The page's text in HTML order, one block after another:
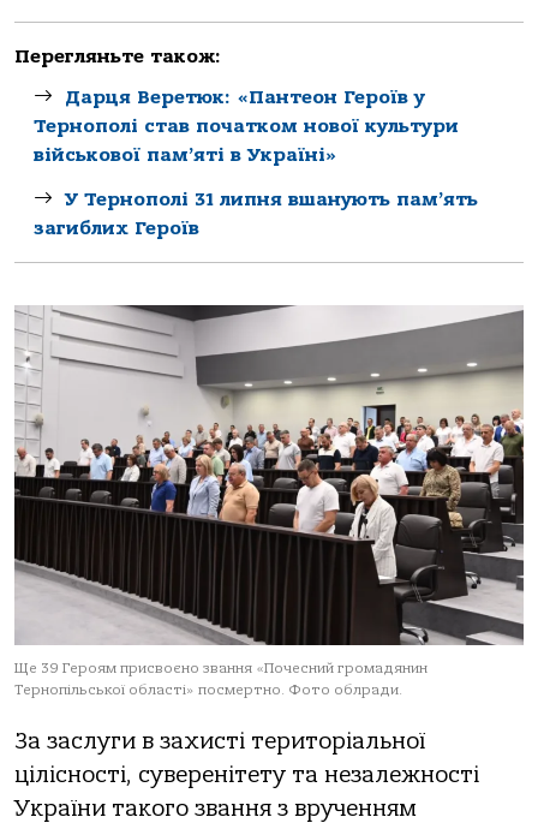
Перегляньте також:
Дарця Веретюк: «Пантеон Героїв у
Тернополі став початком нової культури
військової пам’яті в Україні»
У Тернополі 31 липня вшанують пам’ять
загиблих Героїв
Ще 39 Героям присвоєно звання «Почесний громадянин
Тернопільської області» посмертно. Фото облради.
За заслуги в захисті територіальної
цілісності, суверенітету та незалежності
України такого звання з врученням